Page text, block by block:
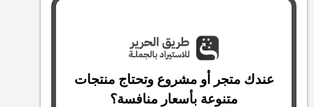
عندك متجر أو مشروع وتحتاج منتجات
متنوعة بأسعار منافسة؟